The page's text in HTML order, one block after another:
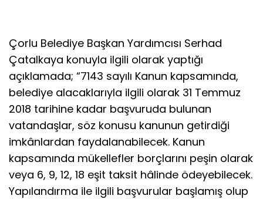
Çorlu Belediye Başkan Yardımcısı Serhad
Çatalkaya konuyla ilgili olarak yaptığı
açıklamada; “7143 sayılı Kanun kapsamında,
belediye alacaklarıyla ilgili olarak 31 Temmuz
2018 tarihine kadar başvuruda bulunan
vatandaşlar, söz konusu kanunun getirdiği
imkânlardan faydalanabilecek. Kanun
kapsamında mükellefler borçlarını peşin olarak
veya 6, 9, 12, 18 eşit taksit hâlinde ödeyebilecek.
Yapılandırma ile ilgili başvurular başlamış olup